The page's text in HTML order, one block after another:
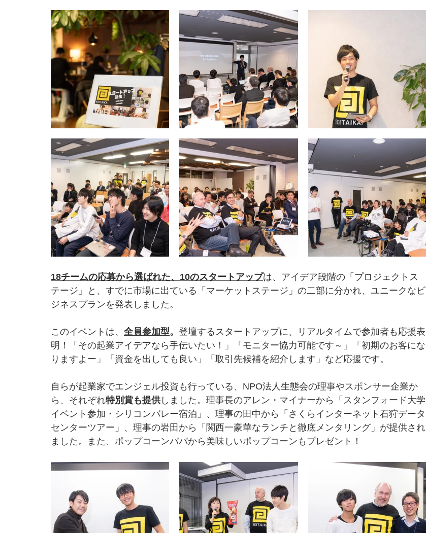
18チームの応募から選ばれた、10のスタートアップは、アイデア段階の「プロジェクトス
テージ」と、すでに市場に出ている「マーケットステージ」の二部に分かれ、ユニークなビ
ジネスプランを発表しました。
このイベントは、 全員参加型。 登壇するスタートアップに、リアルタイムで参加者も応援表
明！「その起業アイデアなら手伝いたい！」「モニター協力可能です～」「初期のお客にな
りますよー」「資金を出しても良い」「取引先候補を紹介します」など応援です。
自らが起業家でエンジェル投資も行っている、NPO法人生態会の理事やスポンサー企業か
ら、それぞれ特別賞も提供しました。理事長のアレン・マイナーから「スタンフォード大学
イベント参加・シリコンバレー宿泊」、理事の田中から「さくらインターネット石狩データ
センターツアー」、理事の岩田から「関西一豪華なランチと徹底メンタリング」が提供され
ました。また、ポップコーンパパから美味しいポップコーンもプレゼント！